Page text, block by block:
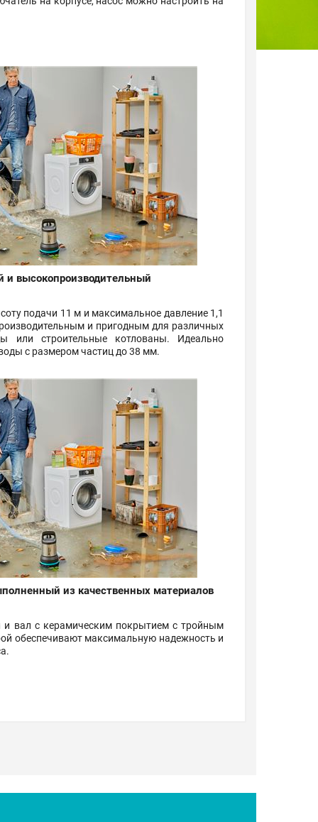
и высокопроизводительный
подачи 11 м и максимальное давление 1,1
и пригодным для различных
или строительные котлованы. Идеально
с размером частиц до 38 мм.
из качественных материалов
и вал с керамическим покрытием с тройным
обеспечивают максимальную надежность и